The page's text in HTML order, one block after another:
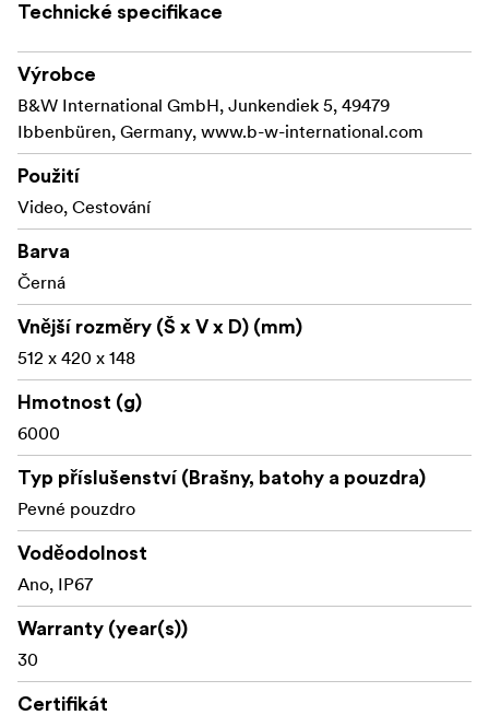
Technické specifikace
Výrobce
B&W International GmbH, Junkendiek 5, 49479
Ibbenbüren, Germany, www.b-w-international.com
Použití
Video, Cestování
Barva
Černá
Vnější rozměry (Š x V x D) (mm)
512 x 420 x 148
Hmotnost (g)
6000
Typ příslušenství (Brašny, batohy a pouzdra)
Pevné pouzdro
Voděodolnost
Ano, IP67
Warranty (year(s))
30
Certifikát